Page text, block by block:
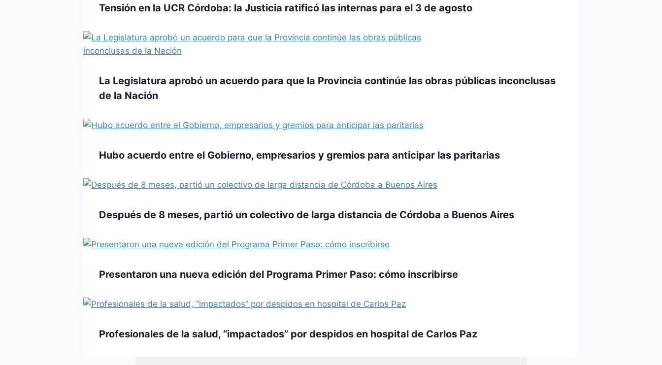
Tensión en la UCR Córdoba: la Justicia ratificó las internas para el 3 de agosto
La Legislatura aprobó un acuerdo para que la Provincia continúe las obras públicas inconclusas
de la Nación
Hubo acuerdo entre el Gobierno, empresarios y gremios para anticipar las paritarias
Después de 8 meses, partió un colectivo de larga distancia de Córdoba a Buenos Aires
Presentaron una nueva edición del Programa Primer Paso: cómo inscribirse
Profesionales de la salud, “impactados” por despidos en hospital de Carlos Paz